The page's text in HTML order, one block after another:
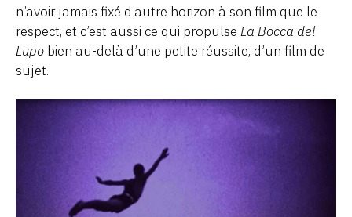
n’avoir jamais fixé d’autre horizon à son film que le
respect, et c’est aussi ce qui propulse La Bocca del
Lupo bien au-delà d’une petite réussite, d’un film de
sujet.